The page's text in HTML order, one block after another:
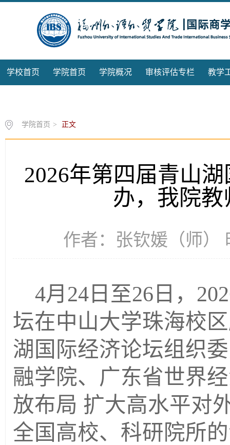
学校首页 学院首页 学院概况 审核评估专栏 教学
学院首页 > 正文
2026年第四届青山
办，我院
作者：张钦媛（师）
4月24日至26日，
坛在中山大学珠海校
湖国际经济论坛组织
融学院、广东省世界
放布局 扩大高水平对
全国高校、科研院所